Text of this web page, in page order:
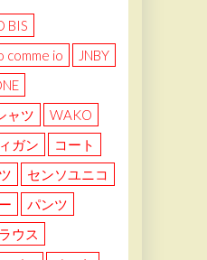
BIS
comme io
JNBY
ャツ
WAKO
ガン
コート
センソユニコ
パンツ
ウス